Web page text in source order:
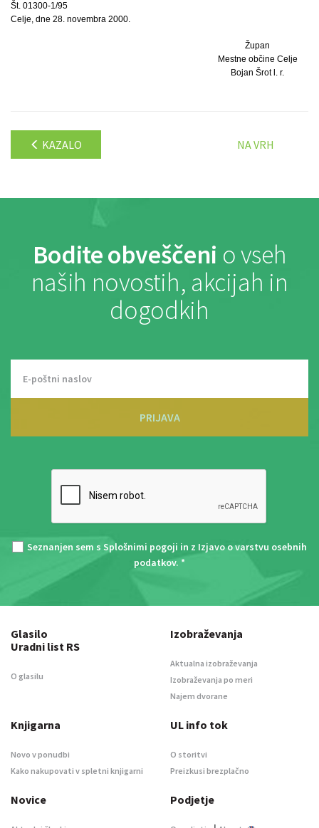
Št. 01300-1/95
Celje, dne 28. novembra 2000.
Župan
Mestne občine Celje
Bojan Šrot l. r.
KAZALO NA VRH
Bodite obveščeni o vseh
naših novostih, akcijah in
dogodkih
PRIJAVA
Seznanjen sem s Splošnimi pogoji in z Izjavo o varstvu osebnih
podatkov. *
Glasilo
Uradni list RS
O glasilu
Izobraževanja
Aktualna izobraževanja
Izobraževanja po meri
Najem dvorane
Knjigarna
Novo v ponudbi
Kako nakupovati v spletni knjigarni
UL info tok
O storitvi
Preizkusi brezplačno
Novice Podjetje